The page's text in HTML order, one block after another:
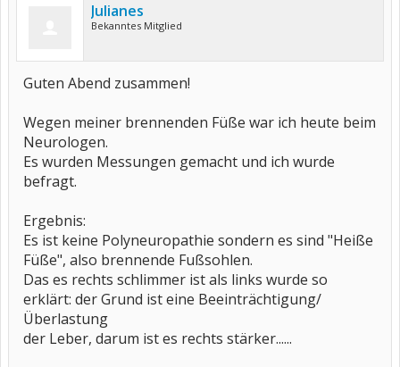
Julianes
Bekanntes Mitglied
Guten Abend zusammen!
Wegen meiner brennenden Füße war ich heute beim
Neurologen.
Es wurden Messungen gemacht und ich wurde
befragt.
Ergebnis:
Es ist keine Polyneuropathie sondern es sind "Heiße
Füße", also brennende Fußsohlen.
Das es rechts schlimmer ist als links wurde so
erklärt: der Grund ist eine Beeinträchtigung/
Überlastung
der Leber, darum ist es rechts stärker......